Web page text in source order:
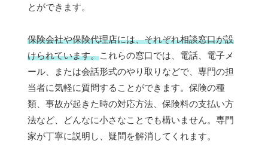
とができます。
保険会社や保険代理店には、それぞれ相談窓口が設
けられています。これらの窓口では、電話、電子メ
ール、または会話形式のやり取りなどで、専門の担
当者に気軽に質問することができます。保険の種
類、事故が起きた時の対応方法、保険料の支払い方
法など、どんなに小さなことでも構いません。専門
家が丁寧に説明し、疑問を解消してくれます。